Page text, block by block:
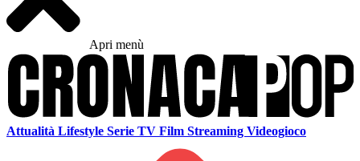
Apri menù
Attualità Lifestyle Serie TV Film Streaming Videogioco